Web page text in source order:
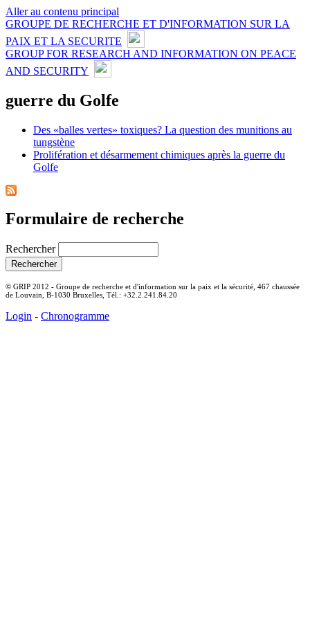
Aller au contenu principal
GROUPE DE RECHERCHE ET D'INFORMATION SUR LA
PAIX ET LA SECURITE
GROUP FOR RESEARCH AND INFORMATION ON PEACE
AND SECURITY
guerre du Golfe
Des «balles vertes» toxiques? La question des munitions au
tungstène
Prolifération et désarmement chimiques après la guerre du
Golfe
Formulaire de recherche
Rechercher
© GRIP 2012 - Groupe de recherche et d'information sur la paix et la sécurité, 467 chaussée
de Louvain, B-1030 Bruxelles, Tél.: +32.2.241.84.20
Login - Chronogramme